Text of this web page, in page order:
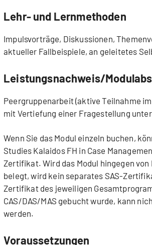
Lehr- und Lernmethoden
Impulsvorträge, Diskussionen,
aktueller Fallbeispiele, an geleitetes
Leistungsnachweis/
Peergruppenarbeit (aktive Teilnahme
mit Vertiefung einer Fragestellung
Wenn Sie das Modul einzeln buchen,
Studies Kalaidos FH in Case
Zertifikat. Wird das Modul hingegen von
belegt, wird kein separates SAS-
Zertifikat des jeweiligen
CAS/DAS/MAS gebucht wurde, kann
werden.
Voraussetzungen